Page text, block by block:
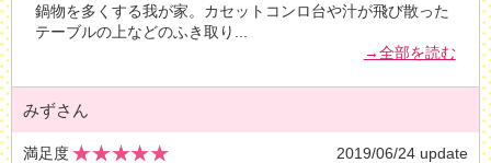
鍋物を多くする我が家。カセットコンロ台や汁が飛び散った
テーブルの上などのふき取り
→全部を読む
みずさん
満足度
2019/06/24 update